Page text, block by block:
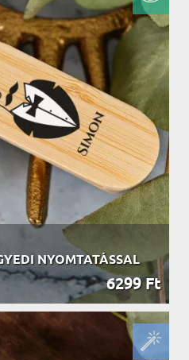
NYOMTATÁSSAL
6299 Ft